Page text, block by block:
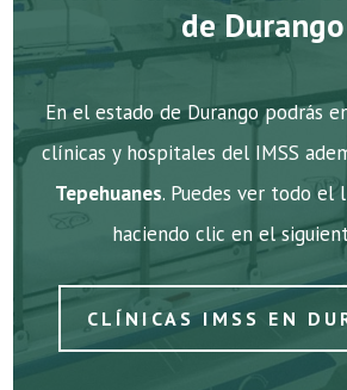
de
En el estado de Durango podrás
clínicas y hospitales del IMSS
Tepehuanes. Puedes ver todo el
haciendo clic en el
CLÍNICAS IMSS EN